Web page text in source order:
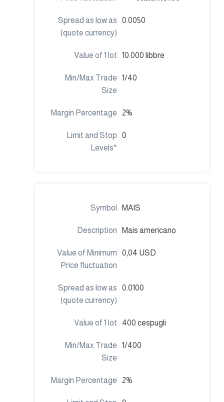
0.0050
10.000 libbre
1/40
2%
0
MAIS
Mais americano
0,04 USD
0.0100
400 cespugli
1/400
2%